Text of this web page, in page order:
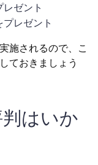
レゼント
レゼント
施されるので、こ
ておきましょう
はいか